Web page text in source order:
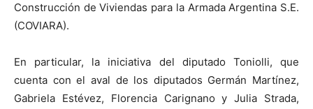
Construcción de Viviendas para la Armada Argentina S.E.
(COVIARA).
En particular, la iniciativa del diputado Toniolli, que
cuenta con el aval de los diputados Germán Martínez,
Gabriela Estévez, Florencia Carignano y Julia Strada,